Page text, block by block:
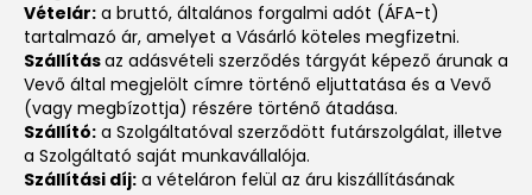
Vételár: a bruttó, általános forgalmi adót (ÁFA-t)
tartalmazó ár, amelyet a Vásárló köteles megfizetni.
Szállításaz adásvételi szerződés tárgyát képező árunak a
Vevő által megjelölt címre történő eljuttatása és a Vevő
(vagy megbízottja) részére történő átadása.
Szállító: a Szolgáltatóval szerződött futárszolgálat, illetve
a Szolgáltató saját munkavállalója.
Szállítási díj: a vételáron felül az áru kiszállításának